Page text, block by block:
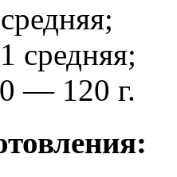
средняя;
— 120 г.